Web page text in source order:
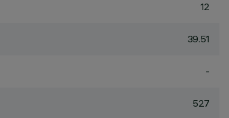
12
39.51
-
527